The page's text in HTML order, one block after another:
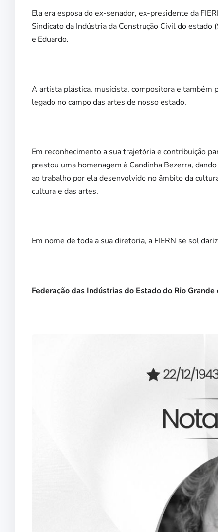
Ela era esposa do ex-senador, ex-presidente da
Sindicato da Indústria da Construção Civil do
e Eduardo.
A artista plástica, musicista, compositora e também
legado no campo das artes de nosso estado.
Em reconhecimento a sua trajetória e contribuição
prestou uma homenagem à Candinha Bezerra,
ao trabalho por ela desenvolvido no âmbito da
cultura e das artes.
Em nome de toda a sua diretoria, a FIERN se
Federação das Indústrias do Estado do Rio Grande